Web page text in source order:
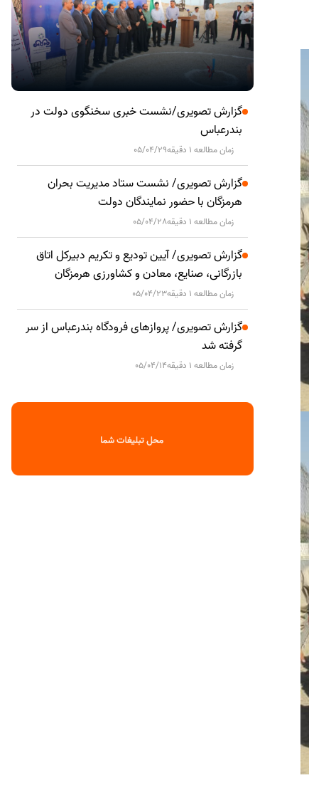
گزارش تصویری/نشست خبری سخنگوی دولت در
بندرعباس
زمان مطالعه 1 دقیقه 05/04/29
گزارش تصویری/ نشست ستاد مدیریت بحران
هرمزگان با حضور نمایندگان دولت
زمان مطالعه 1 دقیقه 05/04/28
گزارش تصویری/ آیین تودیع و تکریم دبیرکل اتاق
بازرگانی، صنایع، معادن و کشاورزی هرمزگان
زمان مطالعه 1 دقیقه 05/04/23
گزارش تصویری/ پروازهای فرودگاه بندرعباس از سر
گرفته شد
زمان مطالعه 1 دقیقه 05/04/14